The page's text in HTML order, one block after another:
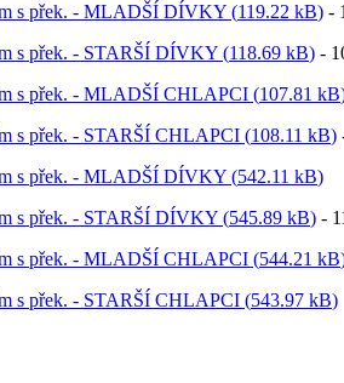
s přek. - MLADŠÍ DÍVKY (119.22 kB) -
s přek. - STARŠÍ DÍVKY (118.69 kB) -
s přek. - MLADŠÍ CHLAPCI (107.81 kB
s přek. - STARŠÍ CHLAPCI (108.11 kB)
s přek. - MLADŠÍ DÍVKY (542.11 kB)
s přek. - STARŠÍ DÍVKY (545.89 kB) -
s přek. - MLADŠÍ CHLAPCI (544.21 kB
s přek. - STARŠÍ CHLAPCI (543.97 kB)